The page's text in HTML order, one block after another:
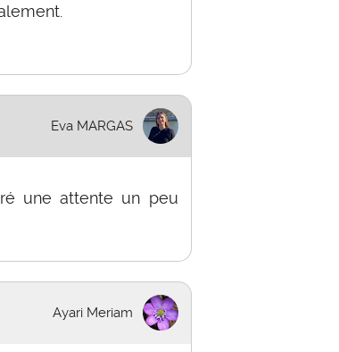
Eva MARGAS
une attente un peu
Ayari Meriam